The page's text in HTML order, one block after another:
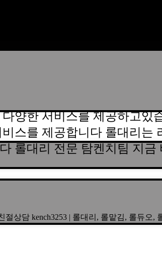
양한 서비스를 제공하고
스를 제공합니다 롤대리는
롤대리 전문 탐켄치팀 지금
상담 kench3253 | 롤대리, 롤맡김, 롤듀오,